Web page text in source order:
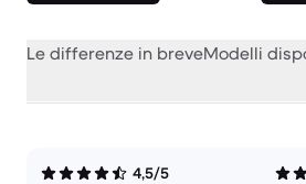
Le differenze in breveModelli
4,5/5